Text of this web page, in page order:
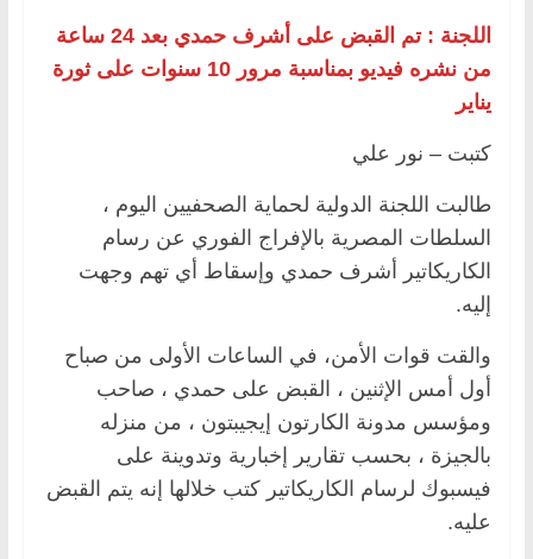
اللجنة : تم القبض على أشرف حمدي بعد 24 ساعة
من نشره فيديو بمناسبة مرور 10 سنوات على ثورة
يناير
كتبت – نور علي
طالبت اللجنة الدولية لحماية الصحفيين اليوم ،
السلطات المصرية بالإفراج الفوري عن رسام
الكاريكاتير أشرف حمدي وإسقاط أي تهم وجهت
إليه.
والقت قوات الأمن، في الساعات الأولى من صباح
أول أمس الإثنين ، القبض على حمدي ، صاحب
ومؤسس مدونة الكارتون إيجيبتون ، من منزله
بالجيزة ، بحسب تقارير إخبارية وتدوينة على
فيسبوك لرسام الكاريكاتير كتب خلالها إنه يتم القبض
عليه.